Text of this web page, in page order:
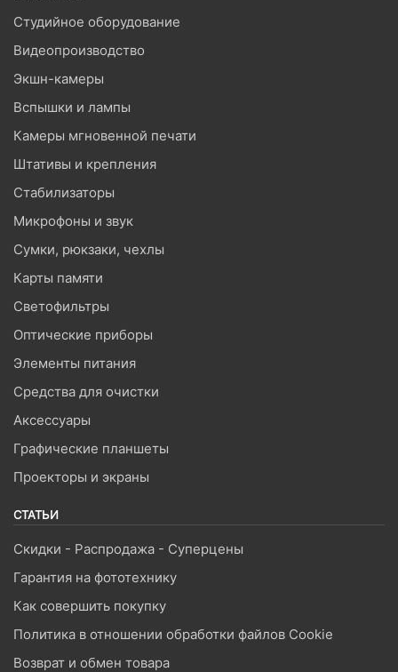
Студийное оборудование
Видеопроизводство
Экшн-камеры
Вспышки и лампы
Камеры мгновенной печати
Штативы и крепления
Стабилизаторы
Микрофоны и звук
Сумки, рюкзаки, чехлы
Карты памяти
Светофильтры
Оптические приборы
Элементы питания
Средства для очистки
Аксессуары
Графические планшеты
Проекторы и экраны
СТАТЬИ
Скидки - Распродажа - Суперцены
Гарантия на фототехнику
Как совершить покупку
Политика в отношении обработки файлов Cookie
Возврат и обмен товара